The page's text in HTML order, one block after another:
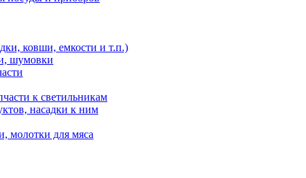
ковши, емкости и т.п.)
шумовки
к светильникам
насадки к ним
молотки для мяса